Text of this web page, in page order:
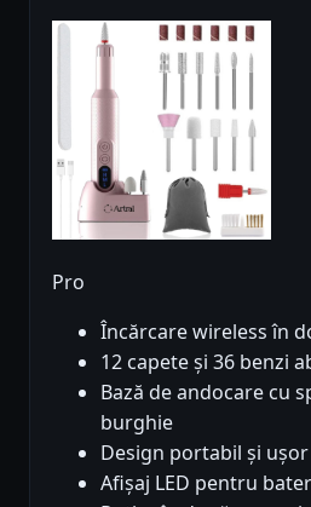
Pro
Încărcare wireless în
12 capete și 36 benzi
Bază de andocare cu
burghie
Design portabil și ușor
Afișaj LED pentru